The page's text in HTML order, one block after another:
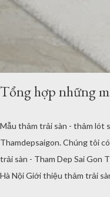
Tổng hợp những
Mẫu thảm trải sàn - thảm lót
Thamdepsaigon. Chúng tôi
trải sàn - Tham Dep Sai Gon
Hà Nội Giới thiệu thảm trải